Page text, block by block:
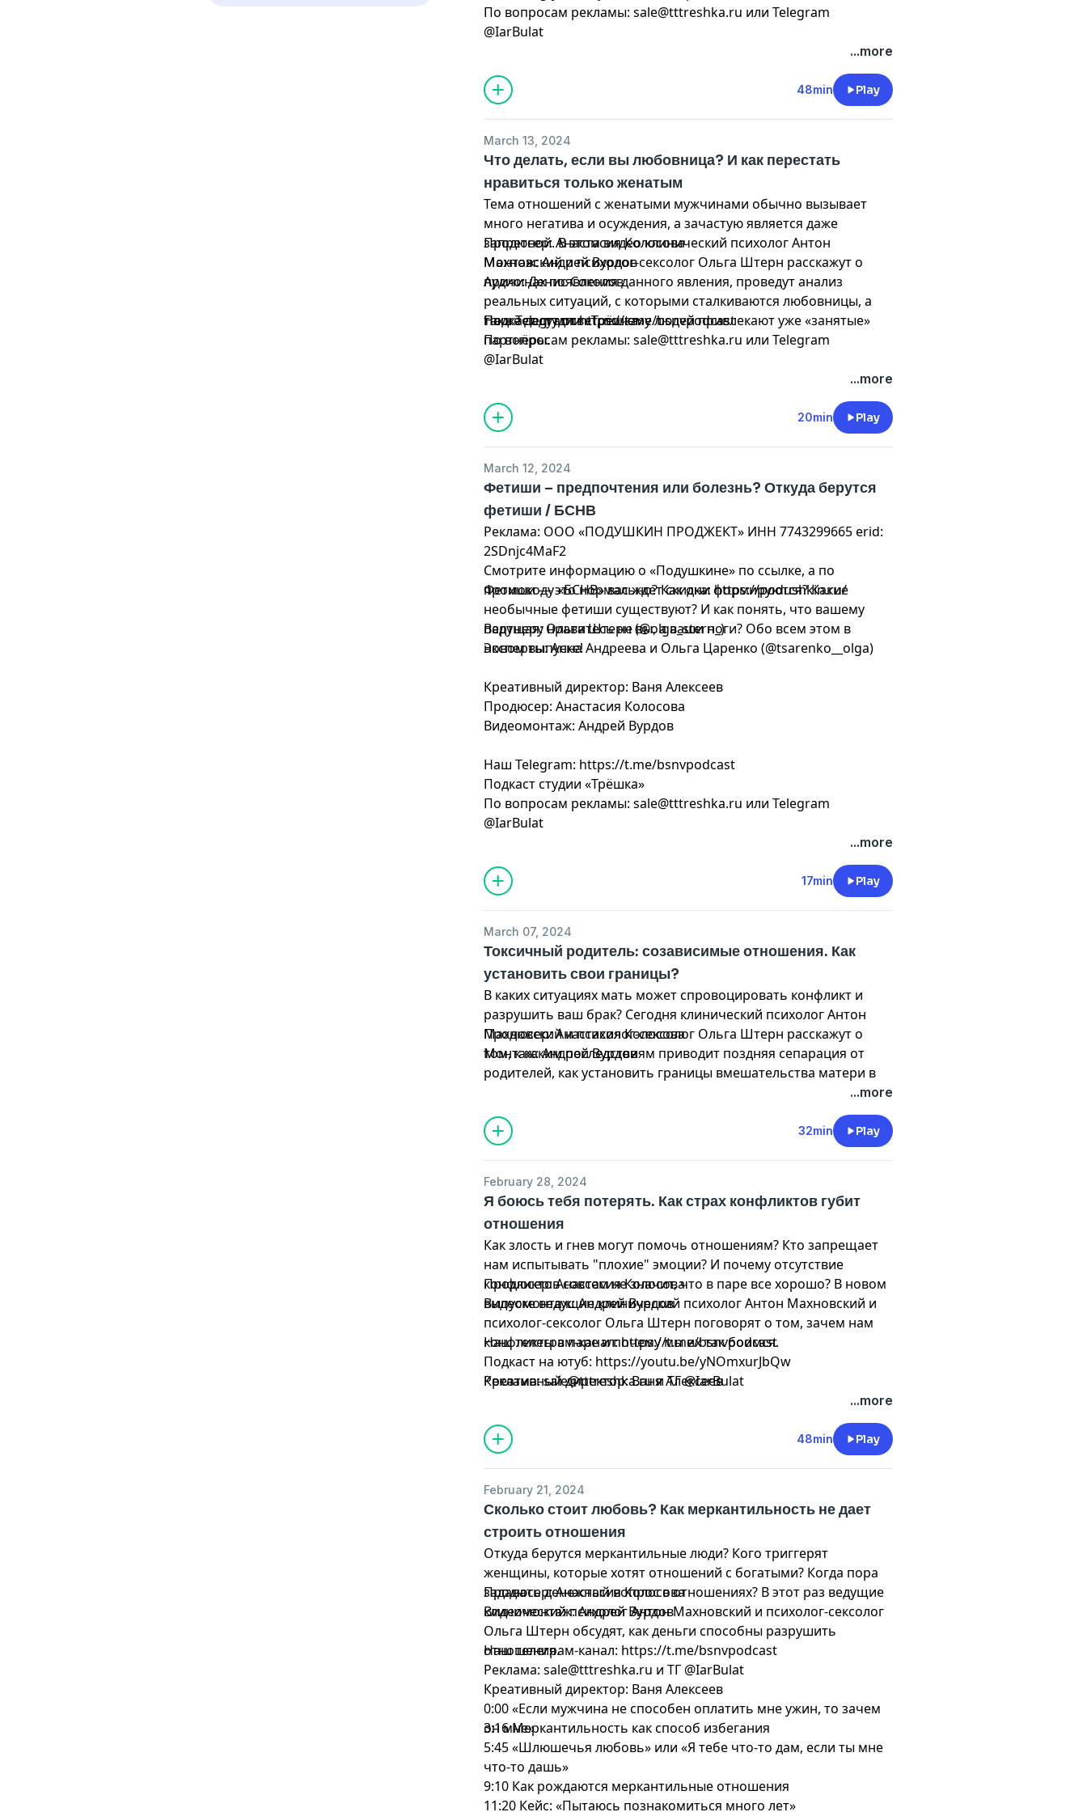
По вопросам рекламы:sale@tttreshka.ru или Telegram
@IarBulat
...more
48min Play
March 13, 2024
Что делать, если вы любовница? И как перестать
нравиться только женатым
Тема отношений с женатыми мужчинами обычно вызывает
много негатива и осуждения, а зачастую является даже
запретной. В этом видео клинический психолог Антон
Махновский и психолог-сексолог Ольга Штерн расскажут о
причинах появления данного явления, проведут анализ
реальных ситуаций, с которыми сталкиваются любовницы, а
также дадут ответ, почему людей привлекают уже «занятые»
партнёры.
Продюсер: Анастасия Колосова
Монтаж: Андрей Вурдов
Аудио: Денис Соколов
Наш Telegram: https://t.me/bsnvpodcast
Подкаст студии «Трёшка»
По вопросам рекламы:sale@tttreshka.ru или Telegram
@IarBulat
...more
20min Play
March 12, 2024
Фетиши – предпочтения или болезнь? Откуда берутся
фетиши / БСНВ
Реклама: ООО «ПОДУШКИН ПРОДЖЕКТ» ИНН 7743299665 erid:
2SDnjc4MaF2
Смотрите информацию о «Подушкине» по ссылке, а по
промокоду «БСНВ» вас ждет скидка: https://podushkin.ru/
Фетиши — это нормально? Как они формируются? Какие
необычные фетиши существуют? И как понять, что вашему
партнеру нравитесь не вы, а ваши ноги? Обо всем этом в
новом выпуске!
Ведущая: Ольга Штерн (@olga_stern_)
Эксперты: Анна Андреева и Ольга Царенко (@tsarenko__olga)
Креативный директор: Ваня Алексеев
Продюсер: Анастасия Колосова
Видеомонтаж: Андрей Вурдов
Наш Telegram: https://t.me/bsnvpodcast
Подкаст студии «Трёшка»
По вопросам рекламы:sale@tttreshka.ru или Telegram
@IarBulat
...more
17min Play
March 07, 2024
Токсичный родитель: созависимые отношения. Как
установить свои границы?
В каких ситуациях мать может спровоцировать конфликт и
разрушить ваш брак? Сегодня клинический психолог Антон
Махновский и психолог-сексолог Ольга Штерн расскажут о
том, к каким последствиям приводит поздняя сепарация от
родителей, как установить границы вмешательства матери в
ваш брак и как реагировать на манипуляции родственников.
Креативный директор: Ваня Алексеев
Продюсер: Анастасия Колосова
Монтаж: Андрей Вурдов
@IarBulat
...more
32min Play
February 28, 2024
Я боюсь тебя потерять. Как страх конфликтов губит
отношения
Как злость и гнев могут помочь отношениям? Кто запрещает
нам испытывать "плохие" эмоции? И почему отсутствие
конфликтов совсем не значит, что в паре все хорошо? В новом
выпуске ведущие клинический психолог Антон Махновский и
психолог-сексолог Ольга Штерн поговорят о том, зачем нам
конфликты в паре и почему мы их так боимся.
Креативный директор: Ваня Алексеев
Продюсер: Анастасия Колосова
Видеомонтаж: Андрей Вурдов
Наш телеграм-канал: https://t.me/bsnvpodcast
Подкаст на ютуб: https://youtu.be/yNOmxurJbQw
Реклама:sale@tttreshka.ruи ТГ @IarBulat
...more
48min Play
February 21, 2024
Сколько стоит любовь? Как меркантильность не дает
строить отношения
Откуда берутся меркантильные люди? Кого триггерят
женщины, которые хотят отношений с богатыми? Когда пора
задавать денежный вопрос в отношениях? В этот раз ведущие
клинический психолог Антон Махновский и психолог-сексолог
Ольга Штерн обсудят, как деньги способны разрушить
отношения.
Креативный директор: Ваня Алексеев
Продюсер: Анастасия Колосова
Видеомонтаж: Андрей Вурдов
Наш телеграм-канал: https://t.me/bsnvpodcast
Реклама:sale@tttreshka.ru и ТГ @IarBulat
0:00 «Если мужчина не способен оплатить мне ужин, то зачем
он мне»
3:16 Меркантильность как способ избегания
5:45 «Шлюшечья любовь» или «Я тебе что-то дам, если ты мне
что-то дашь»
9:10 Как рождаются меркантильные отношения
11:20 Кейс: «Пытаюсь познакомиться много лет»